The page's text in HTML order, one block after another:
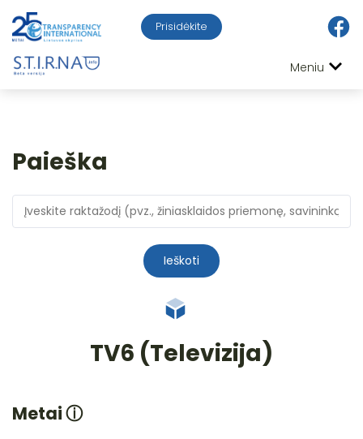
Prisidėkite
Meniu
Paieška
Ieškoti
TV6 (Televizija)
Metaiⓘ